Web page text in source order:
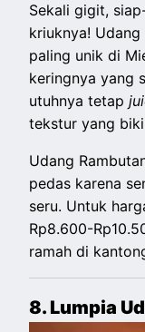
Sekali gigit,
kriuknya! Udang
paling unik di
keringnya yang
utuhnya tetap
tekstur yang
Udang
pedas karena
seru. Untuk
Rp8.600-
ramah di
8. Lumpia